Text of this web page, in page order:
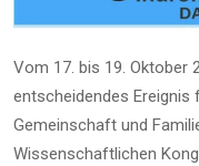
Vom 17. bis 19. Oktober
entscheidendes
Gemeinschaft und
Wissenschaftlichen